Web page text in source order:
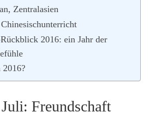
Zentralasien
2016: ein Jahr der
Freundschaft